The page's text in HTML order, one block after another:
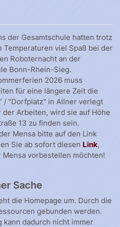
der Gesamtschule hatten trotz
Temperaturen viel Spaß bei der
Roboternacht an der
Bonn-Rhein-Sieg.
2026 muss
für eine längere Zeit die
/ "Dorfplatz" in Allner verlegt
der Arbeiten, wird sie auf Höhe
13 zu finden sein.
Mensa bitte auf den Link
Sie ab sofort diesen Link,
Mensa vorbestellen möchten!
Sache
die Homepage um. Durch die
gebunden werden.
kann dadurch nicht immer